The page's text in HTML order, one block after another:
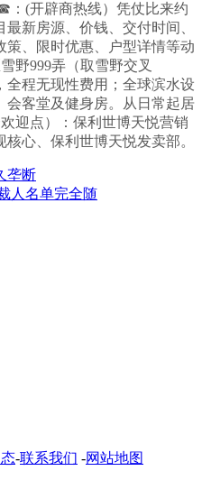
：(开辟商热线）凭仗比来约
新房源、价钱、交付时间、
、限时优惠、户型详情等动
野999弄（取雪野交叉
全程无现性费用；全球滨水设
会客堂及健身房。从日常起居
迎点）：保利世博天悦营销
心、保利世博天悦发卖部。
垄断
人名单完全随
-联系我们 -网站地图